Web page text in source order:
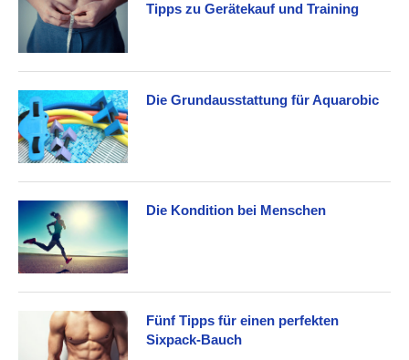
Tipps zu Gerätekauf und Training
Die Grundausstattung für Aquarobic
Die Kondition bei Menschen
Fünf Tipps für einen perfekten
Sixpack-Bauch